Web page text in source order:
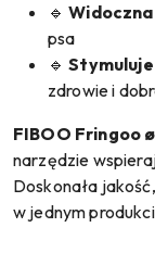
🔹
psa
🔹
zdrowie i
FIBOO Fringoo
narzędzie
Doskonała
w jednym